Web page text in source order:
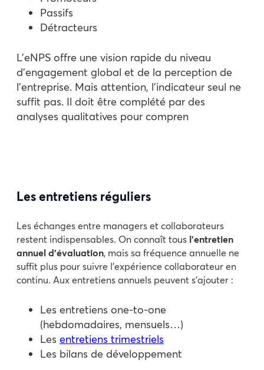
Passifs
Détracteurs
L’eNPS offre une vision rapide du niveau
d’engagement global et de la perception de
l’entreprise. Mais attention, l’indicateur seul ne
suffit pas. Il doit être complété par des
analyses qualitatives pour compren
Les entretiens réguliers
Les échanges entre managers et collaborateurs
restent indispensables. On connaît tous l’entretien
annuel d’évaluation, mais sa fréquence annuelle ne
suffit plus pour suivre l’expérience collaborateur en
continu. Aux entretiens annuels peuvent s’ajouter :
Les entretiens one-to-one
(hebdomadaires, mensuels…)
Les entretiens trimestriels
Les bilans de développement